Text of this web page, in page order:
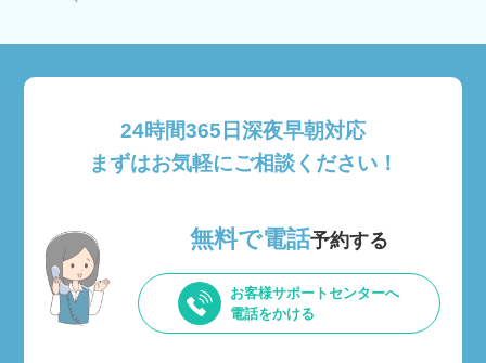
24時間365日深夜早朝対応
まずはお気軽にご相談ください！
無料で電話予約する
お客様サポートセンターへ
電話をかける